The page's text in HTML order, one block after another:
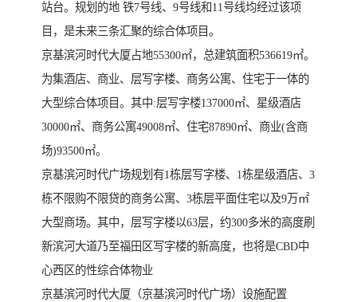
站台。规划的地 铁7号线、9号线和11号线均经过该项
目，是未来三条汇聚的综合体项目。
京基滨河时代大厦占地55300㎡，总建筑面积536619㎡。
为集酒店、商业、层写字楼、商务公寓、住宅于一体的
大型综合体项目。其中:层写字楼137000㎡、星级酒店
30000㎡、商务公寓49008㎡、住宅87890㎡、商业(含商
场)93500㎡。
京基滨河时代广场规划有1栋层写字楼、1栋星级酒店、3
栋不限购不限贷的商务公寓、3栋层平面住宅以及9万㎡
大型商场。其中，层写字楼以63层，约300多米的高度刷
新滨河大道乃至福田区写字楼的新高度，也将是CBD中
心西区的性综合体物业
京基滨河时代大厦（京基滨河时代广场）设施配置